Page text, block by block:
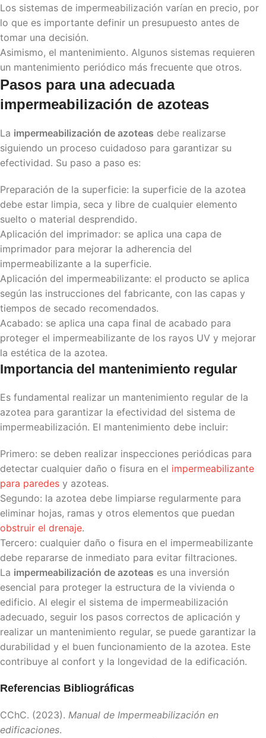
Los sistemas de impermeabilización varían en precio, por
lo que es importante definir un presupuesto antes de
tomar una decisión.
Asimismo, el mantenimiento. Algunos sistemas requieren
un mantenimiento periódico más frecuente que otros.
Pasos para una adecuada
impermeabilización de azoteas
La impermeabilización de azoteas debe realizarse
siguiendo un proceso cuidadoso para garantizar su
efectividad. Su paso a paso es:
Preparación de la superficie: la superficie de la azotea
debe estar limpia, seca y libre de cualquier elemento
suelto o material desprendido.
Aplicación del imprimador: se aplica una capa de
imprimador para mejorar la adherencia del
impermeabilizante a la superficie.
Aplicación del impermeabilizante: el producto se aplica
según las instrucciones del fabricante, con las capas y
tiempos de secado recomendados.
Acabado: se aplica una capa final de acabado para
proteger el impermeabilizante de los rayos UV y mejorar
la estética de la azotea.
Importancia del mantenimiento regular
Es fundamental realizar un mantenimiento regular de la
azotea para garantizar la efectividad del sistema de
impermeabilización. El mantenimiento debe incluir:
Primero: se deben realizar inspecciones periódicas para
detectar cualquier daño o fisura en el impermeabilizante
para paredes y azoteas.
Segundo: la azotea debe limpiarse regularmente para
eliminar hojas, ramas y otros elementos que puedan
obstruir el drenaje.
Tercero: cualquier daño o fisura en el impermeabilizante
debe repararse de inmediato para evitar filtraciones.
La impermeabilización de azoteas es una inversión
esencial para proteger la estructura de la vivienda o
edificio. Al elegir el sistema de impermeabilización
adecuado, seguir los pasos correctos de aplicación y
realizar un mantenimiento regular, se puede garantizar la
durabilidad y el buen funcionamiento de la azotea. Este
contribuye al confort y la longevidad de la edificación.
Referencias Bibliográficas
CChC. (2023). Manual de Impermeabilización en
edificaciones.